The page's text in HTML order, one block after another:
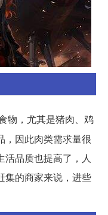
物，尤其是猪肉、鸡
，因此肉类需求量很
活品质也提高了，人
集的商家来说，进些